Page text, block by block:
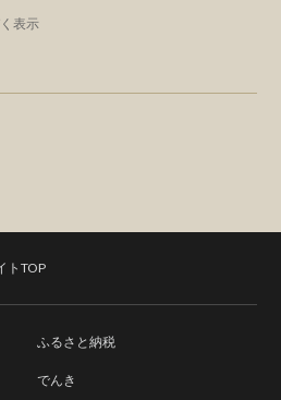
表示
トTOP
ふるさと納税
でんき